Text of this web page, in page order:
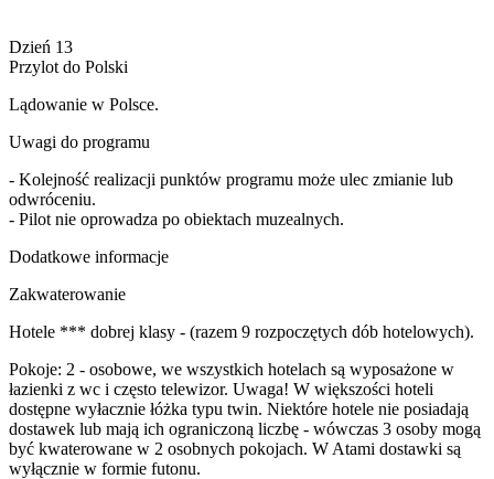
Dzień 13
Przylot do Polski
Lądowanie w Polsce.
Uwagi do programu
- Kolejność realizacji punktów programu może ulec zmianie lub
odwróceniu.
- Pilot nie oprowadza po obiektach muzealnych.
Dodatkowe informacje
Zakwaterowanie
Hotele *** dobrej klasy - (razem 9 rozpoczętych dób hotelowych).
Pokoje: 2 - osobowe, we wszystkich hotelach są wyposażone w
łazienki z wc i często telewizor. Uwaga! W większości hoteli
dostępne wyłacznie łóżka typu twin. Niektóre hotele nie posiadają
dostawek lub mają ich ograniczoną liczbę - wówczas 3 osoby mogą
być kwaterowane w 2 osobnych pokojach. W Atami dostawki są
wyłącznie w formie futonu.